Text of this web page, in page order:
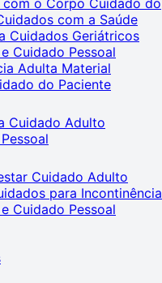
com a Saúde
Cuidados Geriátricos
Cuidado Pessoal
Adulta Material
do Paciente
Cuidado Adulto
Cuidado Adulto
para Incontinência
Cuidado Pessoal